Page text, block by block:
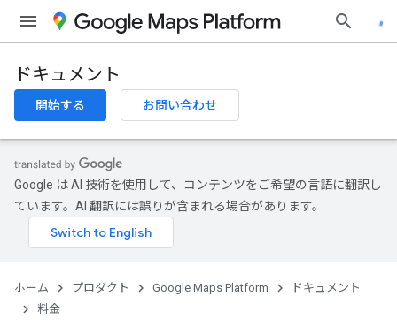
ドキュメント
開始する お問い合わせ
Google は AI 技術を使用して、コンテンツをご希望の言語に翻訳し
ています。AI 翻訳には誤りが含まれる場合があります。
ホーム プロダクト Google Maps Platform
ドキュメント
料金